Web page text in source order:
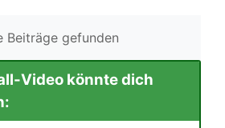
Beiträge gefunden
Video könnte dich